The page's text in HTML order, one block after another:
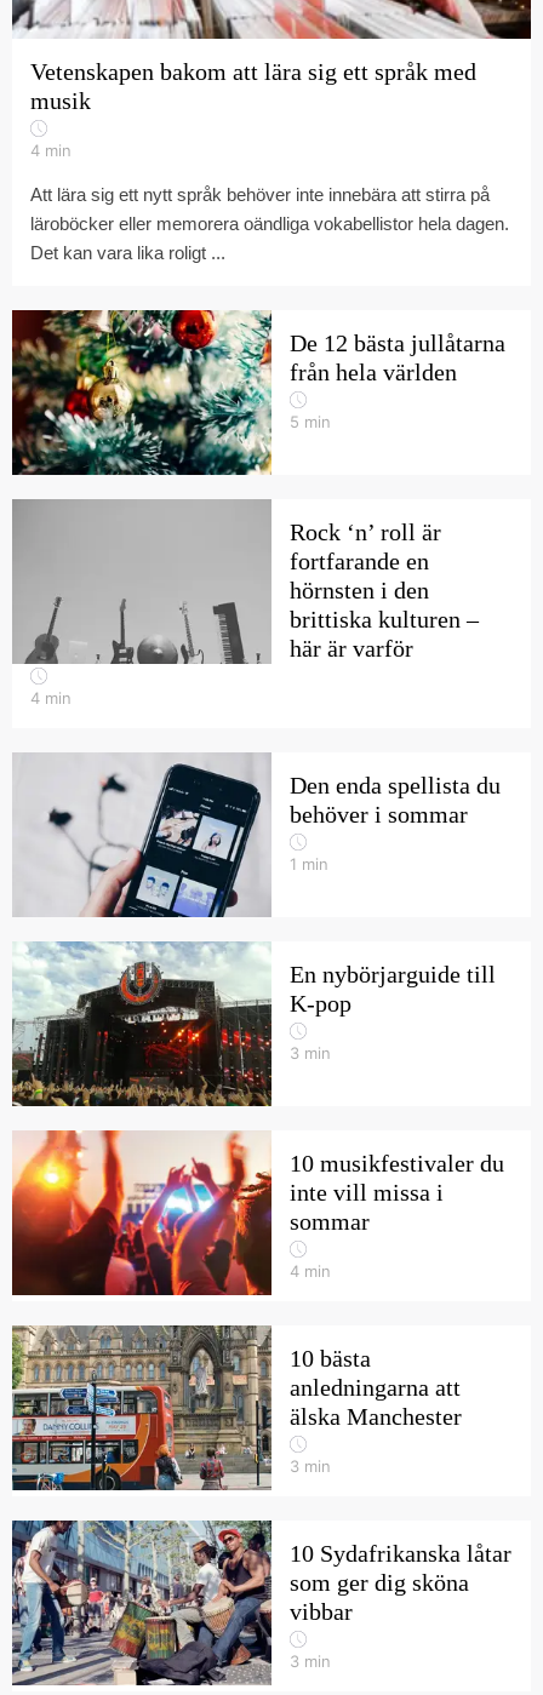
Vetenskapen bakom att lära sig ett språk med
musik
4 min
Att lära sig ett nytt språk behöver inte innebära att stirra på
läroböcker eller memorera oändliga vokabellistor hela dagen.
Det kan vara lika roligt ...
De 12 bästa jullåtarna
från hela världen
5 min
Rock ‘n’ roll är
fortfarande en
hörnsten i den
brittiska kulturen –
här är varför
4 min
Den enda spellista du
behöver i sommar
1 min
En nybörjarguide till
K-pop
3 min
10 musikfestivaler du
inte vill missa i
sommar
4 min
10 bästa
anledningarna att
älska Manchester
3 min
10 Sydafrikanska låtar
som ger dig sköna
vibbar
3 min